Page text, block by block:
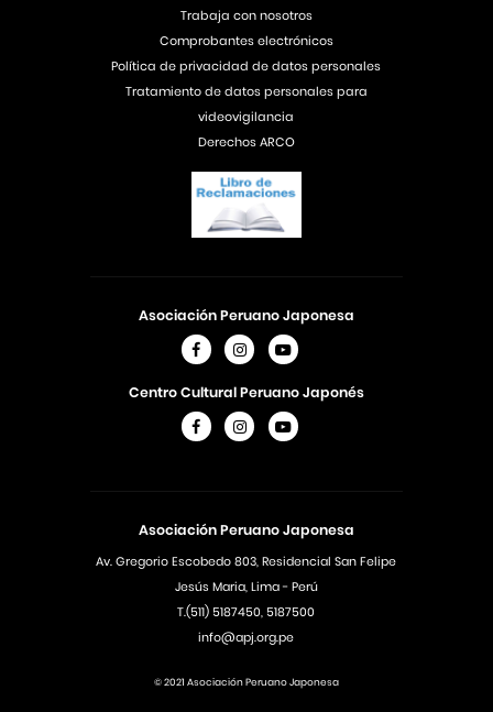
Asociación Peruano Japonesa
Av. Gregorio Escobedo 803, Residencial San Felipe
Jesús Maria, Lima - Perú
T.(511) 5187450, 5187500
info@apj.org.pe
Asociación Peruano Japonesa
Centro Cultural Peruano Japonés
Trabaja con nosotros
Comprobantes electrónicos
Política de privacidad de datos personales
Tratamiento de datos personales para
videovigilancia
Derechos ARCO
© 2021 Asociación Peruano Japonesa